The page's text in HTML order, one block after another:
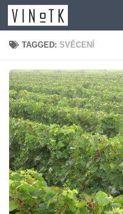
Skip to content
TAGGED:SVĚCENÍ